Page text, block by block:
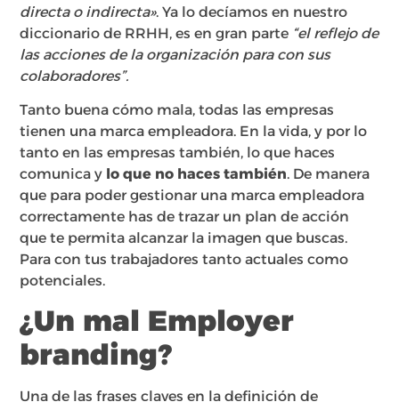
directa o indirecta». Ya lo decíamos en nuestro
diccionario de RRHH, es en gran parte “el reflejo de
las acciones de la organización para con sus
colaboradores”.
Tanto buena cómo mala, todas las empresas
tienen una marca empleadora. En la vida, y por lo
tanto en las empresas también, lo que haces
comunica y lo que no haces también. De manera
que para poder gestionar una marca empleadora
correctamente has de trazar un plan de acción
que te permita alcanzar la imagen que buscas.
Para con tus trabajadores tanto actuales como
potenciales.
¿Un mal Employer
branding?
Una de las frases claves en la definición de